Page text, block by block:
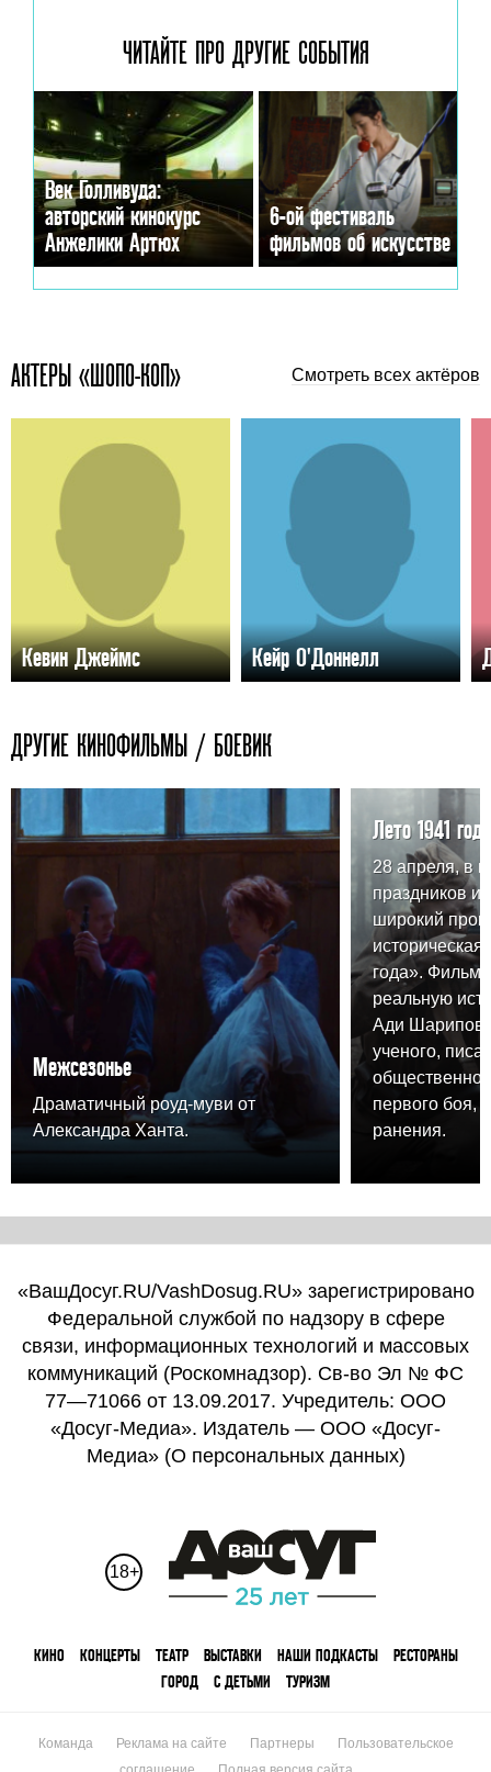
ЧИТАЙТЕ ПРО ДРУГИЕ СОБЫТИЯ
Век Голливуда:
авторский кинокурс
Анжелики Артюх
6-ой фестиваль
фильмов об искусстве
АКТЕРЫ «ШОПО-КОП» Смотреть всех актёров
Кевин Джеймс Кейр О'Доннелл
ДРУГИЕ КИНОФИЛЬМЫ / БОЕВИК
Межсезонье
Драматичный роуд-муви от
Александра Ханта.
Лето 1941 года
28 апреля, в
праздников
широкий
года». Фильм
реальную
Ади
ученого,
первого боя,
ранения.
«ВашДосуг.RU/VashDosug.RU» зарегистрировано
Федеральной службой по надзору в сфере
связи, информационных технологий и массовых
коммуникаций (Роскомнадзор). Св-во Эл № ФС
77—71066 от 13.09.2017. Учредитель: ООО
«Досуг-Медиа». Издатель — ООО «Досуг-
Медиа» (О персональных данных)
18+
КИНО КОНЦЕРТЫ ТЕАТР ВЫСТАВКИ НАШИ ПОДКАСТЫ
РЕСТОРАНЫ
ГОРОД
С ДЕТЬМИ ТУРИЗМ
Команда Реклама на сайте Партнеры
Пользовательское